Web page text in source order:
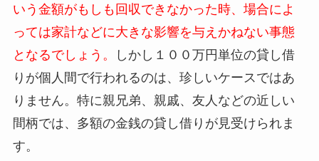
いう金額がもしも回収できなかった時、場合によ
っては家計などに大きな影響を与えかねない事態
となるでしょう。
しかし１００万円単位の貸し借
りが個人間で行われるのは、珍しいケースではあ
りません。特に親兄弟、親戚、友人などの近しい
間柄では、多額の金銭の貸し借りが見受けられま
す。